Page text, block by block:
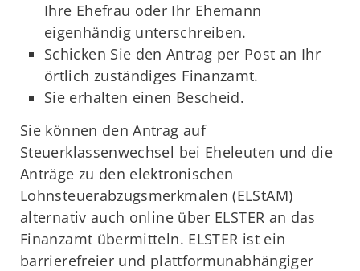
Ihre Ehefrau oder Ihr Ehemann
eigenhändig unterschreiben.
Schicken Sie den Antrag per Post an Ihr
örtlich zuständiges Finanzamt.
Sie erhalten einen Bescheid.
Sie können den Antrag auf
Steuerklassenwechsel bei Eheleuten und die
Anträge zu den elektronischen
Lohnsteuerabzugsmerkmalen (ELStAM)
alternativ auch online über ELSTER an das
Finanzamt übermitteln. ELSTER ist ein
barrierefreier und plattformunabhängiger